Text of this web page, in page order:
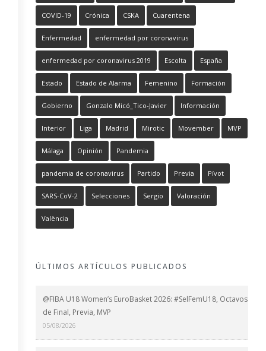
COVID-19 Crónica CSKA Cuarentena
Enfermedad enfermedad por coronavirus
enfermedad por coronavirus 2019 Escolta España
Estado Estado de Alarma Femenino Formación
Gobierno Gonzalo Micó_Tico-Javier Información
Interior Liga Madrid Mirotic Movember MVP
Málaga Opinión Pandemia
pandemia de coronavirus Partido Previa Pívot
SARS-CoV-2 Selecciones Sergio Valoración
València
ÚLTIMOS ARTÍCULOS PUBLICADOS
@FIBA U18 Women’s EuroBasket 2026: #SelFemU18, Octavos
de Final, Previa, MVP
05/08/2026